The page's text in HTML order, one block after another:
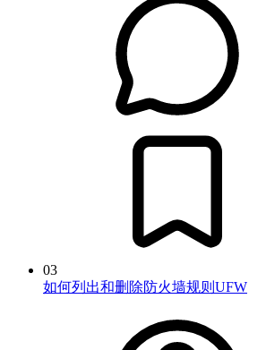
03
如何列出和删除防火墙规则UFW